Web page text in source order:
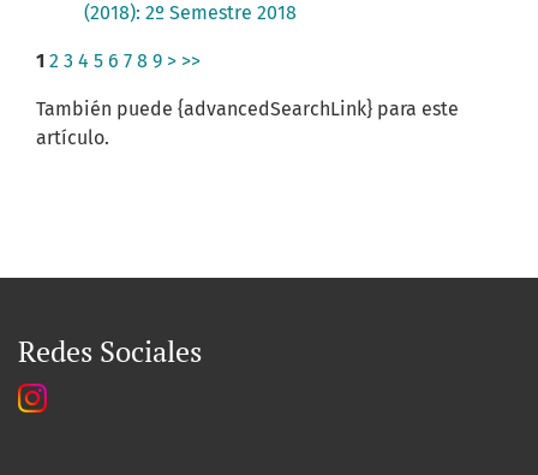
(2018): 2º Semestre 2018
1 2 3 4 5 6 7 8 9 > >>
También puede {advancedSearchLink} para este
artículo.
Redes Sociales